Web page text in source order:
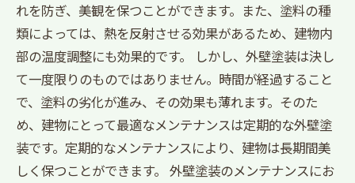
れを防ぎ、美観を保つことができます。また、塗料の種
類によっては、熱を反射させる効果があるため、建物内
部の温度調整にも効果的です。 しかし、外壁塗装は決し
て一度限りのものではありません。時間が経過すること
で、塗料の劣化が進み、その効果も薄れます。そのた
め、建物にとって最適なメンテナンスは定期的な外壁塗
装です。定期的なメンテナンスにより、建物は長期間美
しく保つことができます。 外壁塗装のメンテナンスにお